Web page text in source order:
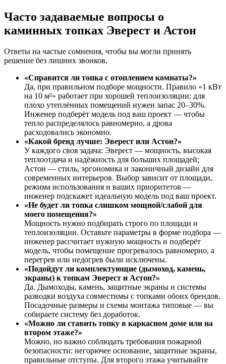
Часто задаваемые вопросы о
каминных топках Эверест и Астон
Ответы на частые сомнения, чтобы вы могли принять
решение без лишних звонков.
«Справится ли топка с отоплением комнаты?»
Да, при правильном подборе мощности. Правило «1 кВт
на 10 м²» работает при хорошей теплоизоляции; для
плохо утеплённых помещений нужен запас 20–30%.
Инженер подберёт модель под ваш проект — чтобы
тепло распределялось равномерно, а дрова
расходовались экономно.
«Какой бренд лучше: Эверест или Астон?»
У каждого своя задача: Эверест — мощность, высокая
теплоотдача и надёжность для больших площадей;
Астон — стиль, эргономика и лаконичный дизайн для
современных интерьеров. Выбор зависит от площади,
режима использования и ваших приоритетов —
инженер подскажет идеальную модель под ваш проект.
«Не будет ли топка слишком мощной/слабой для
моего помещения?»
Мощность нужно подбирать строго по площади и
теплоизоляции. Оставьте параметры в форме подбора —
инженер рассчитает нужную мощность и подберёт
модель, чтобы помещение прогревалось равномерно, а
перегрев или недогрев были исключены.
«Подойдут ли комплектующие (дымоход, камень,
экраны) к топкам Эверест и Астон?»
Да. Дымоходы, камень, защитные экраны и системы
разводки воздуха совместимы с топками обоих брендов.
Посадочные размеры и схемы монтажа типовые — вы
собираете систему без доработок.
«Можно ли ставить топку в каркасном доме или на
втором этаже?»
Можно, но важно соблюдать требования пожарной
безопасности: негорючее основание, защитные экраны,
правильные отступы. Для второго этажа учитывайте